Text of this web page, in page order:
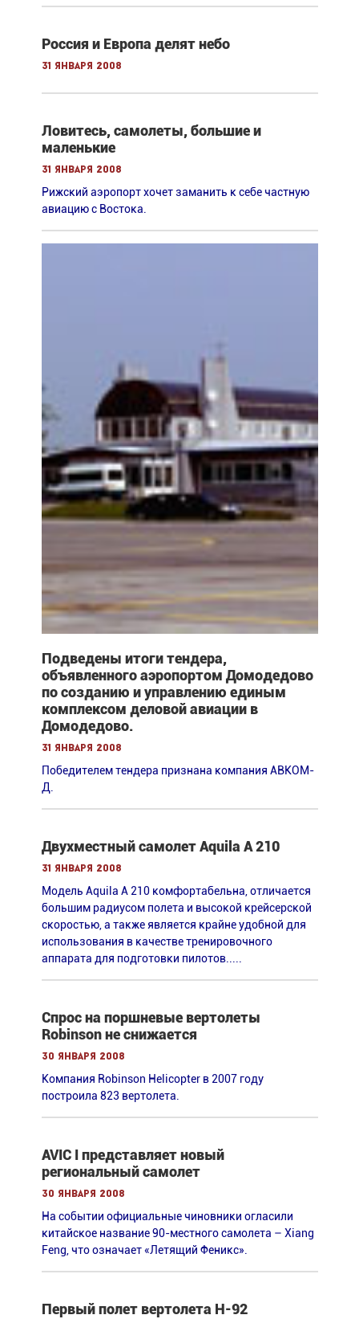
Россия и Европа делят небо
31 января 2008
Ловитесь, самолеты, большие и
маленькие
31 января 2008
Рижский аэропорт хочет заманить к себе частную
авиацию с Востока.
Подведены итоги тендера,
объявленного аэропортом Домодедово
по созданию и управлению единым
комплексом деловой авиации в
Домодедово.
31 января 2008
Победителем тендера признана компания АВКОМ-
Д.
Двухместный самолет Aquila A 210
31 января 2008
Модель Aquila A 210 комфортабельна, отличается
большим радиусом полета и высокой крейсерской
скоростью, а также является крайне удобной для
использования в качестве тренировочного
аппарата для подготовки пилотов.....
Спрос на поршневые вертолеты
Robinson не снижается
30 января 2008
Компания Robinson Helicopter в 2007 году
построила 823 вертолета.
AVIC I представляет новый
региональный самолет
30 января 2008
На событии официальные чиновники огласили
китайское название 90-местного самолета – Xiang
Feng, что означает «Летящий Феникс».
Первый полет вертолета H-92